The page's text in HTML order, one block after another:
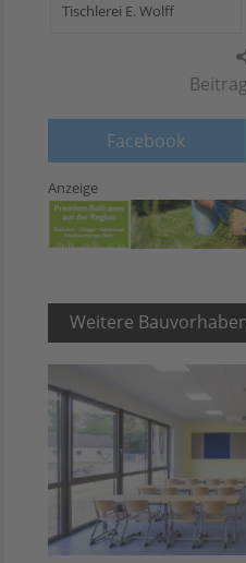
Facebook
Tischlerei E. Wolff
Anzeige
Weitere